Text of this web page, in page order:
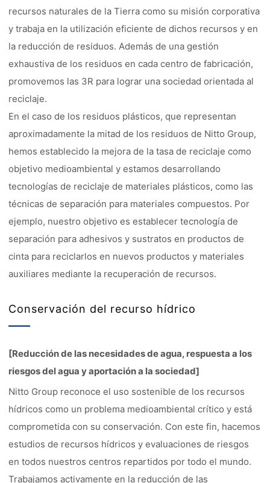
recursos naturales de la Tierra como su misión corporativa
y trabaja en la utilización eficiente de dichos recursos y en
la reducción de residuos. Además de una gestión
exhaustiva de los residuos en cada centro de fabricación,
promovemos las 3R para lograr una sociedad orientada al
reciclaje.
En el caso de los residuos plásticos, que representan
aproximadamente la mitad de los residuos de Nitto Group,
hemos establecido la mejora de la tasa de reciclaje como
objetivo medioambiental y estamos desarrollando
tecnologías de reciclaje de materiales plásticos, como las
técnicas de separación para materiales compuestos. Por
ejemplo, nuestro objetivo es establecer tecnología de
separación para adhesivos y sustratos en productos de
cinta para reciclarlos en nuevos productos y materiales
auxiliares mediante la recuperación de recursos.
Conservación del recurso hídrico
[Reducción de las necesidades de agua, respuesta a los
riesgos del agua y aportación a la sociedad]
Nitto Group reconoce el uso sostenible de los recursos
hídricos como un problema medioambiental crítico y está
comprometida con su conservación. Con este fin, hacemos
estudios de recursos hídricos y evaluaciones de riesgos
en todos nuestros centros repartidos por todo el mundo.
Trabajamos activamente en la reducción de las